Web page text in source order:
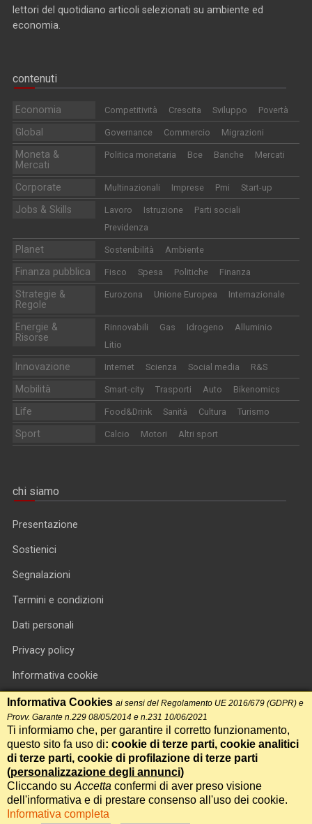
lettori del quotidiano articoli selezionati su ambiente ed
economia.
contenuti
Economia Competitività Crescita Sviluppo Povertà
Global Governance Commercio Migrazioni
Moneta &
Mercati
Politica monetaria Bce Banche Mercati
Corporate Multinazionali Imprese Pmi Start-up
Jobs & Skills Lavoro Istruzione
Parti sociali
Previdenza
Planet Sostenibilità Ambiente
Finanza pubblica Fisco Spesa Politiche Finanza
Strategie &
Regole
Eurozona Unione Europea Internazionale
Energie &
Risorse
Rinnovabili Gas Idrogeno
Alluminio
Litio
Innovazione Internet Scienza Social media R&S
Mobilità Smart-city Trasporti Auto Bikenomics
Life Food&Drink Sanità Cultura Turismo
Sport Calcio Motori Altri sport
chi siamo
Presentazione
Sostienici
Segnalazioni
Termini e condizioni
Dati personali
Privacy policy
Informativa cookie
RSS feed
RSS Top News
Contatti
International Communication S.r.l. • P.IVA 14478081004 • Testata
giornalistica n.191, reg. Tribunale di Roma del 14/12/2017
Informativa Cookies ai sensi del Regolamento UE 2016/679 (GDPR) e
Provv. Garante n.229 08/05/2014 e n.231 10/06/2021
Ti informiamo che, per garantire il corretto funzionamento,
questo sito fa uso di: cookie di terze parti, cookie analitici
di terze parti, cookie di profilazione di terze parti
(personalizzazione degli annunci)
Cliccando su Accetta confermi di aver preso visione
dell'informativa e di prestare consenso all'uso dei cookie.
Informativa completa